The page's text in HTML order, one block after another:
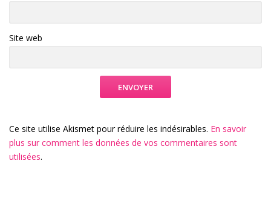
Site web
Ce site utilise Akismet pour réduire les indésirables. En savoir
plus sur comment les données de vos commentaires sont
utilisées.